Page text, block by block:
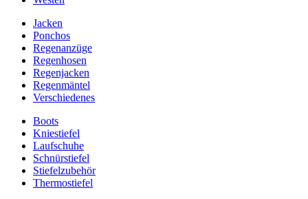
Jacken
Ponchos
Regenanzüge
Regenhosen
Regenjacken
Regenmäntel
Verschiedenes
Boots
Kniestiefel
Laufschuhe
Schnürstiefel
Stiefelzubehör
Thermostiefel